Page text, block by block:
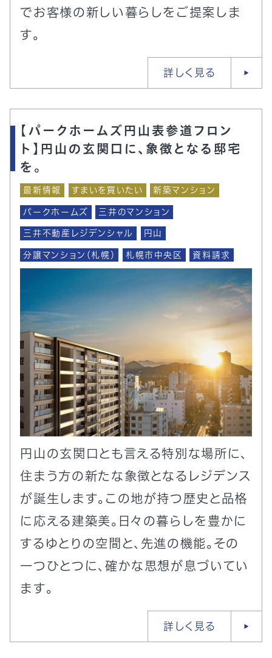
でお客様の新しい暮らしをご提案しま
す。
詳しく見る
【パークホームズ円山表参道フロン
ト】円山の玄関口に、象徴となる邸宅
を。
最新情報 すまいを買いたい
新築マンション
パークホームズ
三井のマンション
三井不動産レジデンシャル
円山
分譲マンション（札幌）
札幌市中央区 資料請求
円山の玄関口とも言える特別な場所に、
住まう方の新たな象徴となるレジデンス
が誕生します。この地が持つ歴史と品格
に応える建築美。日々の暮らしを豊かに
するゆとりの空間と、先進の機能。その
一つひとつに、確かな思想が息づいてい
ます。
詳しく見る